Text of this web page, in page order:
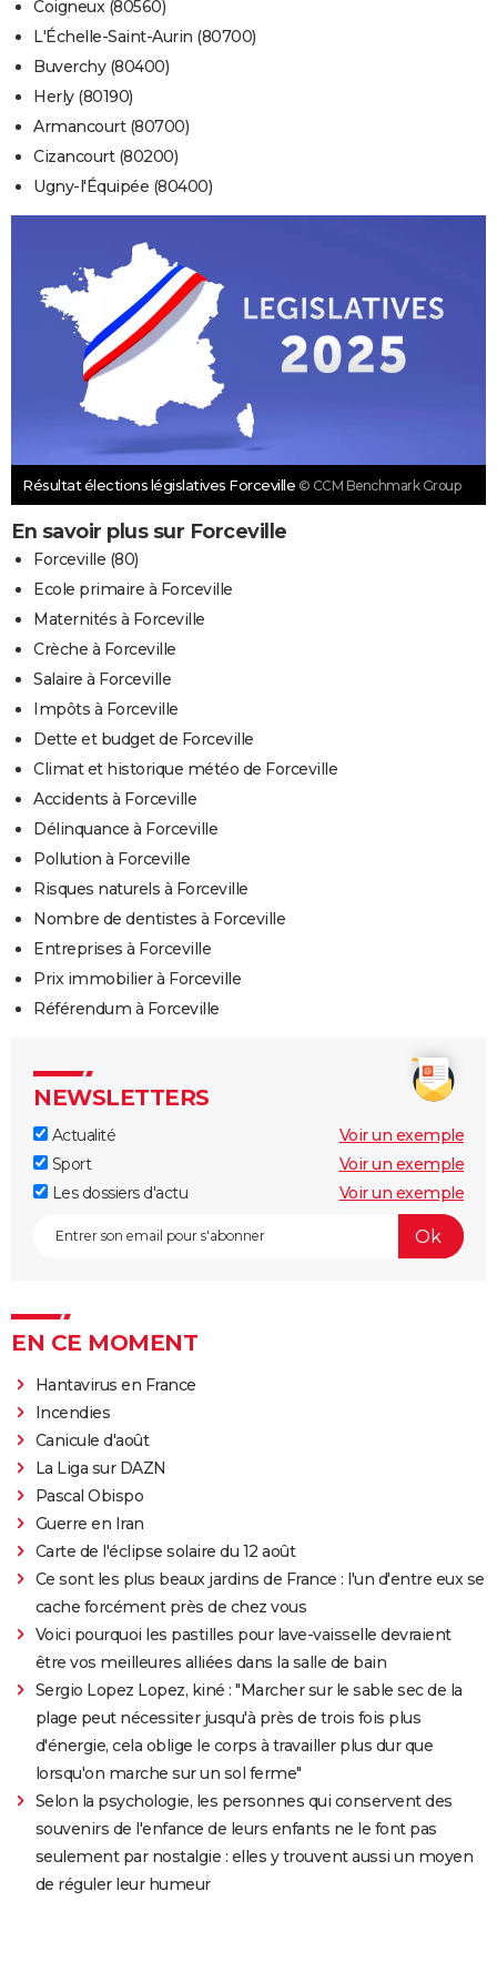
Coigneux (80560)
L'Échelle-Saint-Aurin (80700)
Buverchy (80400)
Herly (80190)
Armancourt (80700)
Cizancourt (80200)
Ugny-l'Équipée (80400)
Résultat élections législatives Forceville © CCM Benchmark Group
En savoir plus sur Forceville
Forceville (80)
Ecole primaire à Forceville
Maternités à Forceville
Crèche à Forceville
Salaire à Forceville
Impôts à Forceville
Dette et budget de Forceville
Climat et historique météo de Forceville
Accidents à Forceville
Délinquance à Forceville
Pollution à Forceville
Risques naturels à Forceville
Nombre de dentistes à Forceville
Entreprises à Forceville
Prix immobilier à Forceville
Référendum à Forceville
NEWSLETTERS
Actualité
Voir un exemple
Sport
Voir un exemple
Les dossiers d'actu
Voir un exemple
EN CE MOMENT
Hantavirus en France
Incendies
Canicule d'août
La Liga sur DAZN
Pascal Obispo
Guerre en Iran
Carte de l'éclipse solaire du 12 août
Ce sont les plus beaux jardins de France : l'un d'entre eux se
cache forcément près de chez vous
Voici pourquoi les pastilles pour lave-vaisselle devraient
être vos meilleures alliées dans la salle de bain
Sergio Lopez Lopez, kiné : "Marcher sur le sable sec de la
plage peut nécessiter jusqu'à près de trois fois plus
d'énergie, cela oblige le corps à travailler plus dur que
lorsqu'on marche sur un sol ferme"
Selon la psychologie, les personnes qui conservent des
souvenirs de l'enfance de leurs enfants ne le font pas
seulement par nostalgie : elles y trouvent aussi un moyen
de réguler leur humeur